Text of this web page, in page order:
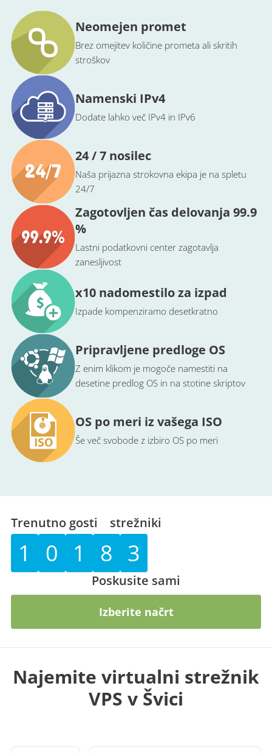
Neomejen promet
Brez omejitev količine prometa ali skritih
stroškov
Namenski IPv4
Dodate lahko več IPv4 in IPv6
24 / 7 nosilec
Naša prijazna strokovna ekipa je na spletu
24/7
Zagotovljen čas delovanja 99.9
%
Lastni podatkovni center zagotavlja
zanesljivost
x10 nadomestilo za izpad
Izpade kompenziramo desetkratno
Pripravljene predloge OS
Z enim klikom je mogoče namestiti na
desetine predlog OS in na stotine skriptov
OS po meri iz vašega ISO
Še več svobode z izbiro OS po meri
Trenutno gosti
1 0 1 8 3
strežniki
Poskusite sami
Izberite načrt
Najemite virtualni strežnik
VPS v Švici